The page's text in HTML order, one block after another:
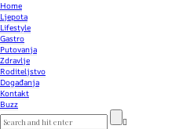
Home
Ljepota
Lifestyle
Gastro
Putovanja
Zdravlje
Roditeljstvo
Događanja
Kontakt
Buzz